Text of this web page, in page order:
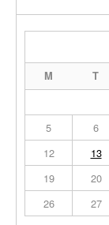
M T
5
6
12
13
19
20
26
27